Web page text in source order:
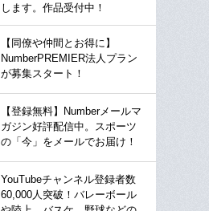
します。作品受付中！
【同僚や仲間とお得に】
NumberPREMIER法人プラン
が募集スタート！
【登録無料】Numberメールマ
ガジン好評配信中。スポーツ
の「今」をメールでお届け！
YouTubeチャンネル登録者数
60,000人突破！バレーボール